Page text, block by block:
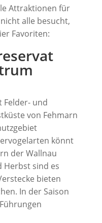
Attraktionen für
alle besucht,
Favoriten:
Felder- und
von Fehmarn
könnt
der Wallnau
Herbst sind es
bieten
In der Saison